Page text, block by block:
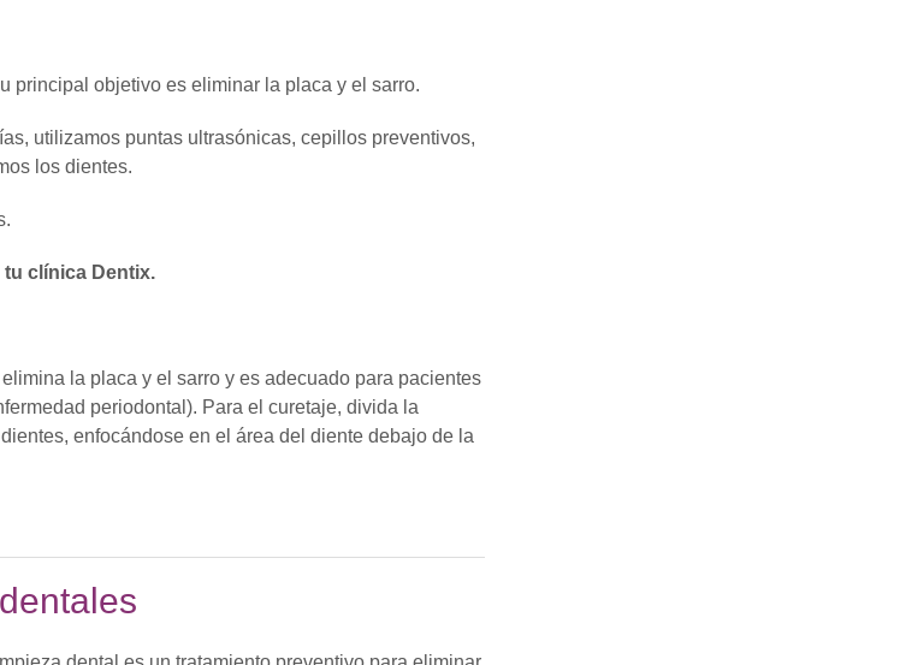
principal objetivo es eliminar la placa y el sarro.
utilizamos puntas ultrasónicas, cepillos preventivos,
los dientes.
clínica Dentix.
la placa y el sarro y es adecuado para pacientes
periodontal). Para el curetaje, divida la
enfocándose en el área del diente debajo de la